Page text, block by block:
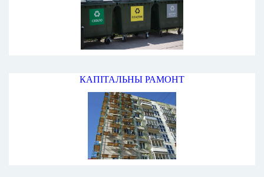
КАПІТАЛЬНЫ РАМОНТ